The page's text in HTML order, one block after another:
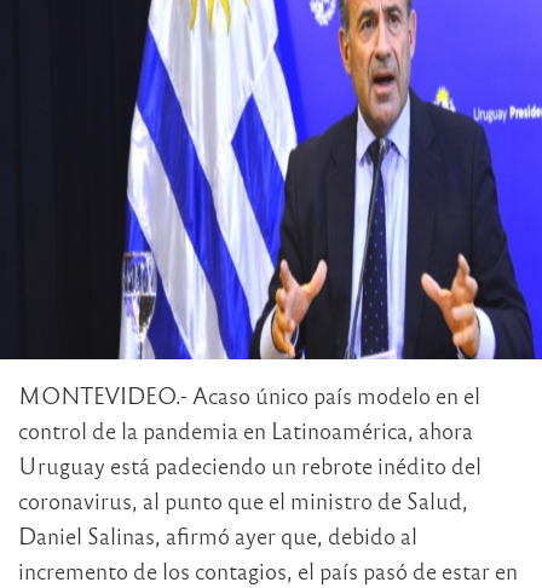
MONTEVIDEO.- Acaso único país modelo en el
control de la pandemia en Latinoamérica, ahora
Uruguay está padeciendo un rebrote inédito del
coronavirus, al punto que el ministro de Salud,
Daniel Salinas, afirmó ayer que, debido al
incremento de los contagios, el país pasó de estar en